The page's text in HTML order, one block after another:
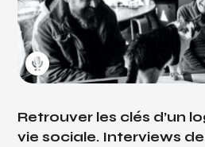
Retrouver les clés d’un
vie sociale. Interviews